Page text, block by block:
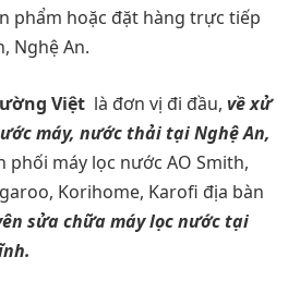
phẩm hoặc đặt hàng trực tiếp
Nghệ An.
Việtlà đơn vị đi đầu, về xử
máy, nước thải tại Nghệ An,
phối máy lọc nước AO Smith,
Korihome, Karofi địa bàn
sửa chữa máy lọc nước tại